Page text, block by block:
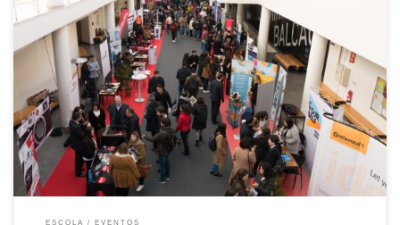
A Semana da Escola de Engenharia contou com debates, visitas de estudo, workshops e
entregas dos diplomas Celebrando o 44º aniversário da Escola de Engenharia da
Universidade do Minho, decorreu no dia 6 de fevereiro, no Auditório Nobre do Campus de
Azurém, com o tema “Desafios 4.0”, inserido na Semana […]
ESCOLA EVENTOS